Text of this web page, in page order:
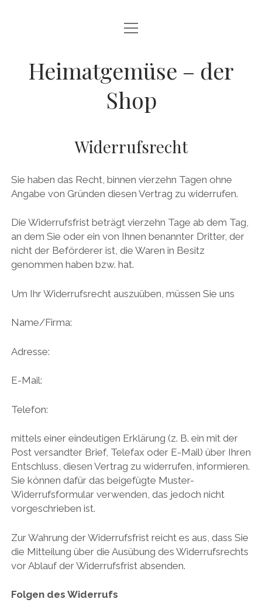
HEIMATGEMÜSE – DER SHOP
WARENKORB
AGB
IMPRESSUM
facebookinstagram
E-
Mail
Menü
öffnen
Heimatgemüse – der
Shop
Widerrufsrecht
Sie haben das Recht, binnen vierzehn Tagen ohne
Angabe von Gründen diesen Vertrag zu widerrufen.
Die Widerrufsfrist beträgt vierzehn Tage ab dem Tag,
an dem Sie oder ein von Ihnen benannter Dritter, der
nicht der Beförderer ist, die Waren in Besitz
genommen haben bzw. hat.
Um Ihr Widerrufsrecht auszuüben, müssen Sie uns
Name/Firma:
Adresse:
E-Mail:
Telefon:
mittels einer eindeutigen Erklärung (z. B. ein mit der
Post versandter Brief, Telefax oder E-Mail) über Ihren
Entschluss, diesen Vertrag zu widerrufen, informieren.
Sie können dafür das beigefügte Muster-
Widerrufsformular verwenden, das jedoch nicht
vorgeschrieben ist.
Zur Wahrung der Widerrufsfrist reicht es aus, dass Sie
die Mitteilung über die Ausübung des Widerrufsrechts
vor Ablauf der Widerrufsfrist absenden.
Folgen des Widerrufs